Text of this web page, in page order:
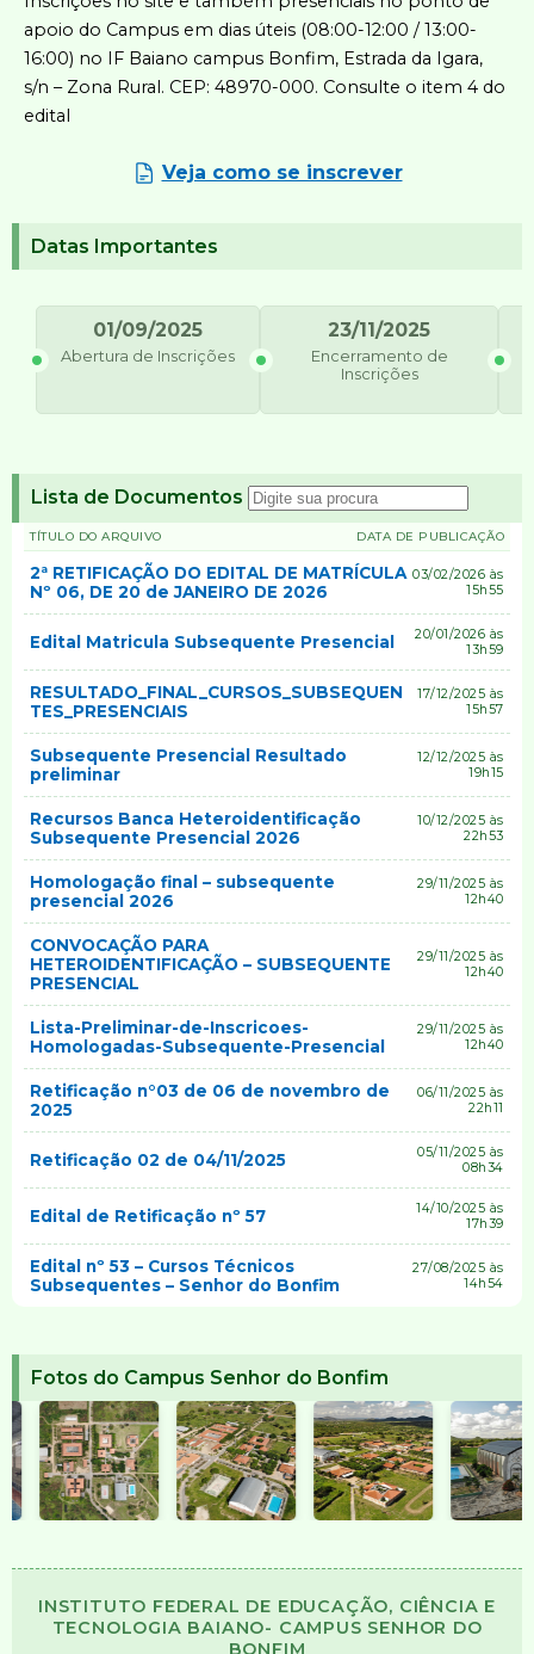
apoio do Campus em dias úteis (08:00-12:00 / 13:00-
16:00) no IF Baiano campus Bonfim, Estrada da Igara,
s/n – Zona Rural. CEP: 48970-000. Consulte o item 4 do
edital
Veja como se inscrever
Datas Importantes
01/09/2025
Abertura de Inscrições
23/11/2025
Encerramento de
Inscrições
Lista de Documentos
TÍTULO DO ARQUIVO DATA DE PUBLICAÇÃO
2ª RETIFICAÇÃO DO EDITAL DE MATRÍCULA
Nº 06, DE 20 de JANEIRO DE 2026
03/02/2026 às
15h55
Edital Matricula Subsequente Presencial
20/01/2026 às
13h59
RESULTADO_FINAL_CURSOS_SUBSEQUEN
TES_PRESENCIAIS
17/12/2025 às
15h57
Subsequente Presencial Resultado
preliminar
12/12/2025 às
19h15
Recursos Banca Heteroidentificação
Subsequente Presencial 2026
10/12/2025 às
22h53
Homologação final – subsequente
presencial 2026
29/11/2025 às
12h40
CONVOCAÇÃO PARA
HETEROIDENTIFICAÇÃO – SUBSEQUENTE
PRESENCIAL
29/11/2025 às
12h40
Lista-Preliminar-de-Inscricoes-
Homologadas-Subsequente-Presencial
29/11/2025 às
12h40
Retificação n°03 de 06 de novembro de
2025
06/11/2025 às
22h11
Retificação 02 de 04/11/2025
05/11/2025 às
08h34
Edital de Retificação nº 57
14/10/2025 às
17h39
Edital nº 53 – Cursos Técnicos
Subsequentes – Senhor do Bonfim
27/08/2025 às
14h54
Fotos do Campus Senhor do Bonfim
INSTITUTO FEDERAL DE EDUCAÇÃO, CIÊNCIA E
TECNOLOGIA BAIANO- CAMPUS SENHOR DO
BONFIM